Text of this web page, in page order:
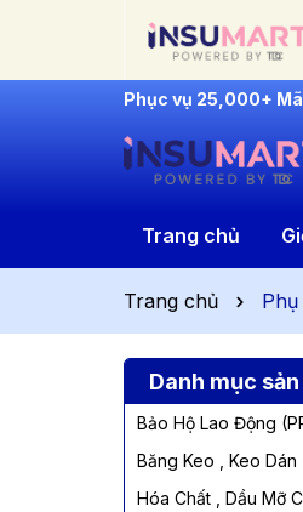
INSUMART: Lắng
Trang chủ
Trang chủ
Danh mục
Bảo Hộ Lao Động
Băng Keo , Keo Dán
Hóa Chất , Dầu Mỡ